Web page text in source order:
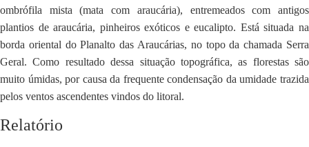
ombrófila mista (mata com araucária), entremeados com antigos
plantios de araucária, pinheiros exóticos e eucalipto. Está situada na
borda oriental do Planalto das Araucárias, no topo da chamada Serra
Geral. Como resultado dessa situação topográfica, as florestas são
muito úmidas, por causa da frequente condensação da umidade trazida
pelos ventos ascendentes vindos do litoral.
Relatório